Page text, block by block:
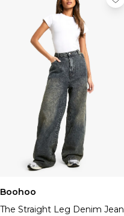
Boohoo
The Straight Leg Denim Jean